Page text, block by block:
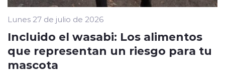
Lunes 27 de julio de 2026
Incluido el wasabi: Los alimentos
que representan un riesgo para tu
mascota